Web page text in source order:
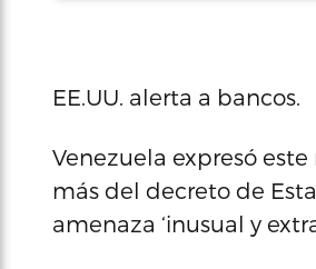
EE.UU. alerta a bancos.
Venezuela expresó
más del decreto de
amenaza ‘inusual y